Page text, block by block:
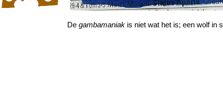
De gambamaniak is niet wat het is; een wolf in